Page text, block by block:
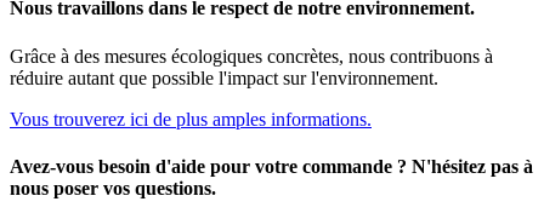
Nous travaillons dans le respect de notre environnement.
Grâce à des mesures écologiques concrètes, nous contribuons à
réduire autant que possible l'impact sur l'environnement.
Vous trouverez ici de plus amples informations.
Avez-vous besoin d'aide pour votre commande ? N'hésitez pas à
nous poser vos questions.